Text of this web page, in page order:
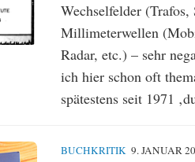
Wechselfelder
Millimeterwellen
Radar, etc.) – sehr
ich hier schon oft
spätestens seit 1971
BUCHKRITIK 9. JANUAR